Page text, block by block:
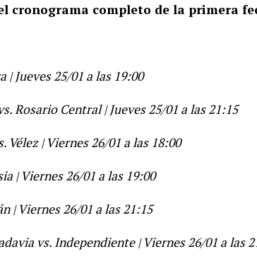
cronograma completo de la primera
Jueves 25/01 a las 19:00
Rosario Central | Jueves 25/01 a las 21:15
Vélez | Viernes 26/01 a las 18:00
| Viernes 26/01 a las 19:00
| Viernes 26/01 a las 21:15
vs. Independiente | Viernes 26/01 a las